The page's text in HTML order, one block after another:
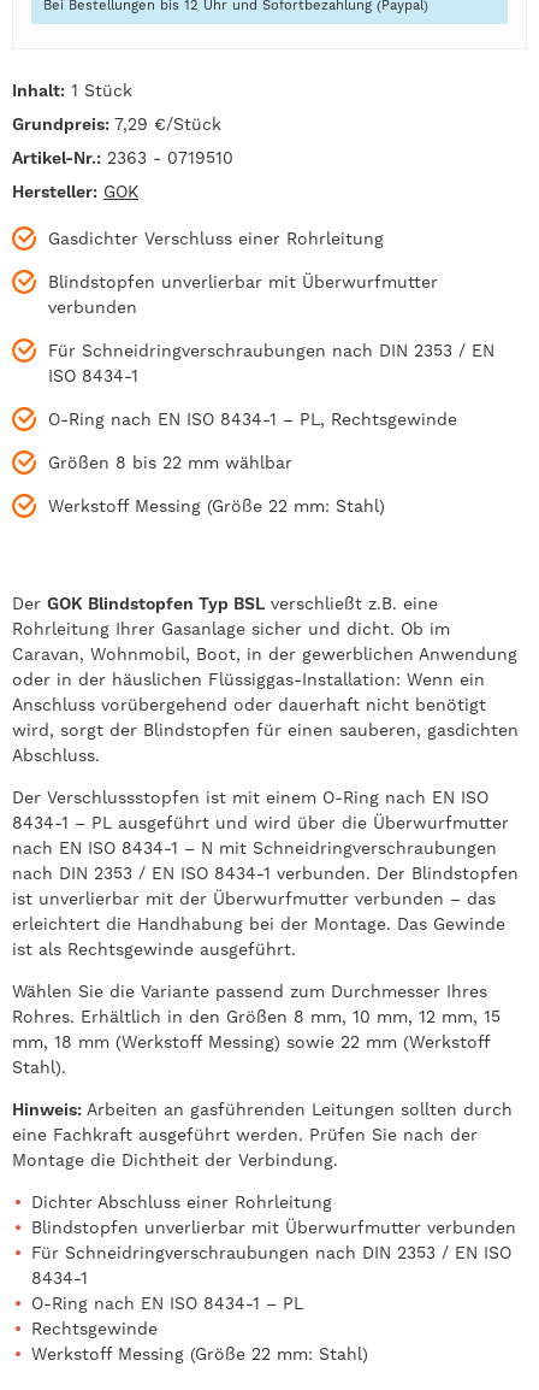
Inhalt: 1 Stück
Grundpreis: 7,29 €/Stück
Artikel-Nr.: 2363 - 0719510
Hersteller: GOK
Gasdichter Verschluss einer Rohrleitung
Blindstopfen unverlierbar mit Überwurfmutter
verbunden
Für Schneidringverschraubungen nach DIN 2353 / EN
ISO 8434-1
O-Ring nach EN ISO 8434-1 – PL, Rechtsgewinde
Größen 8 bis 22 mm wählbar
Werkstoff Messing (Größe 22 mm: Stahl)
Bei Bestellungen bis 12 Uhr und Sofortbezahlung (Paypal)
Der GOK Blindstopfen Typ BSL verschließt z.B. eine
Rohrleitung Ihrer Gasanlage sicher und dicht. Ob im
Caravan, Wohnmobil, Boot, in der gewerblichen Anwendung
oder in der häuslichen Flüssiggas-Installation: Wenn ein
Anschluss vorübergehend oder dauerhaft nicht benötigt
wird, sorgt der Blindstopfen für einen sauberen, gasdichten
Abschluss.
Der Verschlussstopfen ist mit einem O-Ring nach EN ISO
8434-1 – PL ausgeführt und wird über die Überwurfmutter
nach EN ISO 8434-1 – N mit Schneidringverschraubungen
nach DIN 2353 / EN ISO 8434-1 verbunden. Der Blindstopfen
ist unverlierbar mit der Überwurfmutter verbunden – das
erleichtert die Handhabung bei der Montage. Das Gewinde
ist als Rechtsgewinde ausgeführt.
Wählen Sie die Variante passend zum Durchmesser Ihres
Rohres. Erhältlich in den Größen 8 mm, 10 mm, 12 mm, 15
mm, 18 mm (Werkstoff Messing) sowie 22 mm (Werkstoff
Stahl).
Hinweis: Arbeiten an gasführenden Leitungen sollten durch
eine Fachkraft ausgeführt werden. Prüfen Sie nach der
Montage die Dichtheit der Verbindung.
Dichter Abschluss einer Rohrleitung
Blindstopfen unverlierbar mit Überwurfmutter verbunden
Für Schneidringverschraubungen nach DIN 2353 / EN ISO
8434-1
O-Ring nach EN ISO 8434-1 – PL
Rechtsgewinde
Werkstoff Messing (Größe 22 mm: Stahl)